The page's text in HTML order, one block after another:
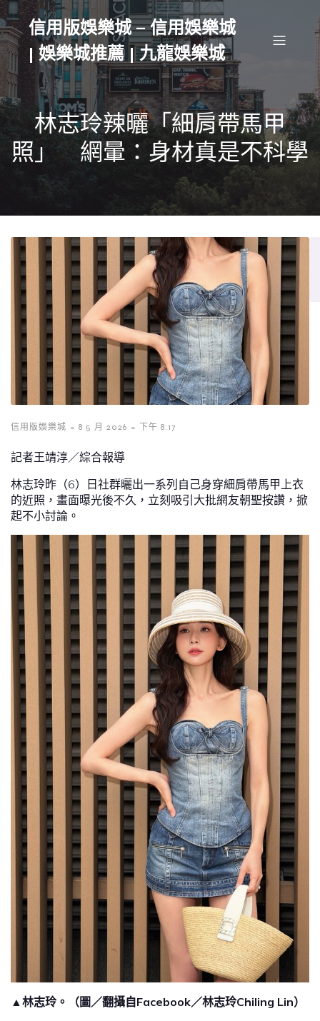
信用版娛樂城 – 信用娛樂城
| 娛樂城推薦 | 九龍娛樂城
林志玲辣曬「細肩帶馬甲
照」 網暈：身材真是不科學
信用版娛樂城 - 8 5 月 2026 - 下午 8:17
記者王靖淳／綜合報導
林志玲昨（6）日社群曬出一系列自己身穿細肩帶馬甲上衣
的近照，畫面曝光後不久，立刻吸引大批網友朝聖按讚，掀
起不小討論。
▲林志玲。（圖／翻攝自Facebook／林志玲Chiling Lin）